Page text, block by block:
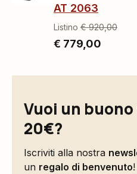
AT 2063
Listino € 920,00
€ 779,00
Vuoi un
20€?
Iscriviti alla nostra
un regalo di benvenuto